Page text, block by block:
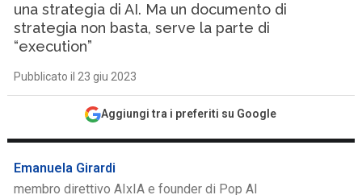
una strategia di AI. Ma un documento di
strategia non basta, serve la parte di
“execution”
Pubblicato il 23 giu 2023
Aggiungi tra i preferiti su Google
Emanuela Girardi
membro direttivo AIxIA e founder di Pop AI